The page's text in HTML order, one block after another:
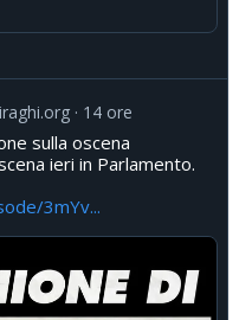
14 ore
sulla oscena
ieri in Parlamento.
3mYv...